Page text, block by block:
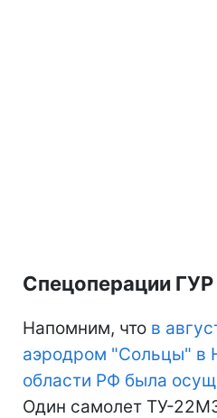
Спецоперации ГУР
Напомним, что в
аэродром "Сольцы" в
области РФ была
Один самолет ТУ-